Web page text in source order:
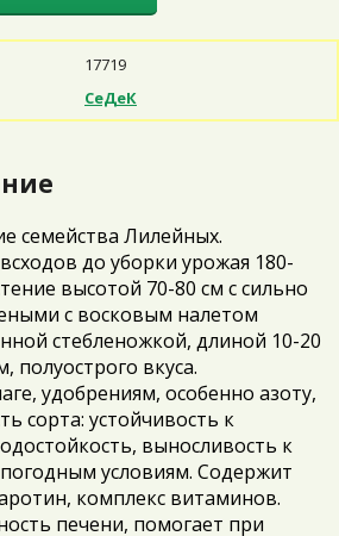
17719
СеДеК
семейства Лилейных.
до уборки урожая 180-
высотой 70-80 см с сильно
с восковым налетом
стебленожкой, длиной 10-20
полуострого вкуса.
удобрениям, особенно азоту,
сорта: устойчивость к
выносливость к
условиям. Содержит
комплекс витаминов.
печени, помогает при